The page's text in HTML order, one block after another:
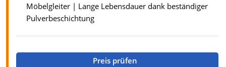
Möbelgleiter | Lange Lebensdauer dank beständiger
Pulverbeschichtung
Preis prüfen